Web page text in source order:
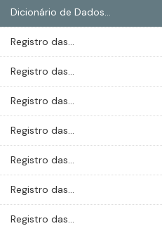
Dicionário de Dados...
Registro das...
Registro das...
Registro das...
Registro das...
Registro das...
Registro das...
Registro das...